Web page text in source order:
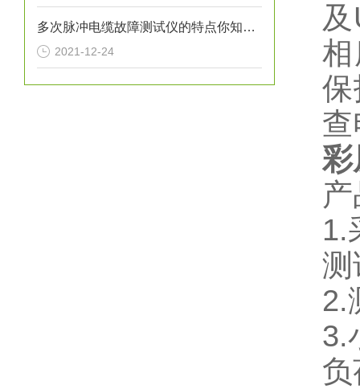
多次脉冲电缆故障测试仪的特点你知道哪些？
2021-12-24
彩
1.
测
2.
3.